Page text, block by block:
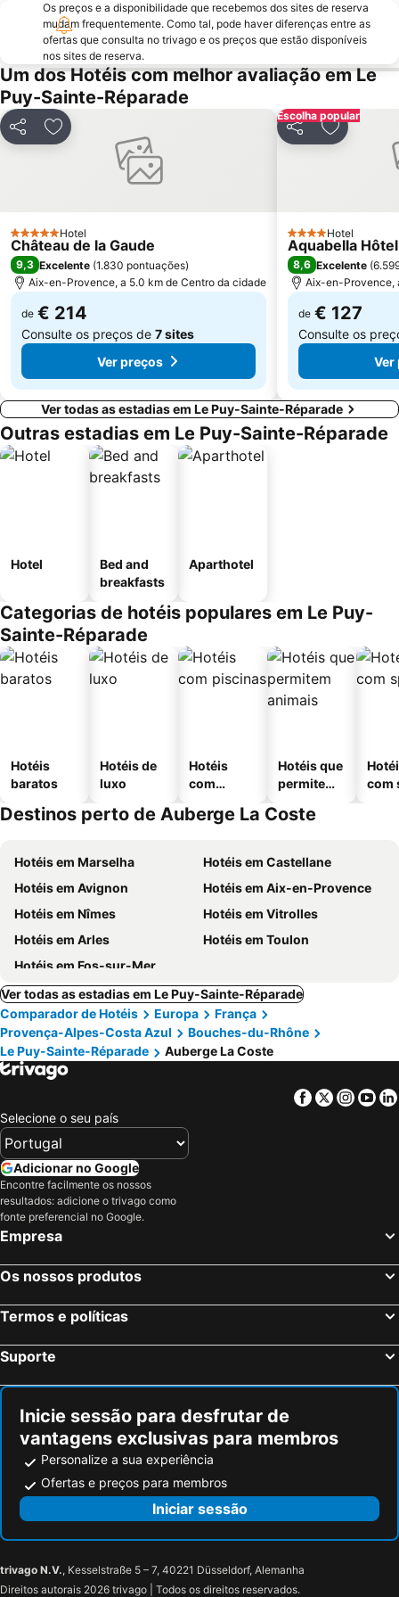
Grande Mer
Calanque d'en Vau
Os preços e a disponibilidade que recebemos dos sites de reserva
mudam frequentemente. Como tal, pode haver diferenças entre as
ofertas que consulta no trivago e os preços que estão disponíveis
nos sites de reserva.
Um dos Hotéis com melhor avaliação em Le
Puy-Sainte-Réparade
PartilharAdicionar aos favoritos
5 EstrelasHotel
Château de la Gaude
9,3 Excelente (1.830 pontuações)
Aix-en-Provence, a 5.0 km de Centro da cidade
de € 214
Consulte os preços de 7 sites
Ver preços
Escolha popular
PartilharAdicionar
4 Estrelas
Hotel
Aquabella Hôtel
8,6 Excelente (
Aix-en-Provence,
de € 127
Consulte os
Ver
Ver todas as estadias em Le Puy-Sainte-Réparade
Outras estadias em Le Puy-Sainte-Réparade
Hotel
Bed and
breakfasts
Aparthotel
Categorias de hotéis populares em Le Puy-
Sainte-Réparade
Hotéis
baratos
Hotéis de
luxo
Hotéis
com
Hotéis que
permitem
com
Destinos perto de Auberge La Coste
Hotéis em Marselha
Hotéis em Castellane
Hotéis em Avignon
Hotéis em Aix-en-Provence
Hotéis em Nîmes
Hotéis em Vitrolles
Hotéis em Arles
Hotéis em Toulon
Hotéis em Fos-sur-Mer
Ver todas as estadias em Le Puy-Sainte-Réparade
Comparador de Hotéis
Europa
França
Provença-Alpes-Costa Azul
Bouches-du-Rhône
Le Puy-Sainte-Réparade
Auberge La Coste
Facebook
Twitter
Selecione o seu país
Adicionar no Google
Encontre facilmente os nossos
resultados: adicione o trivago como
fonte preferencial no Google.
Empresa
Os nossos produtos
Termos e políticas
Suporte
Inicie sessão para desfrutar de
vantagens exclusivas para membros
Personalize a sua experiência
Ofertas e preços para membros
Iniciar sessão
trivago N.V., Kesselstraße 5 – 7, 40221 Düsseldorf, Alemanha
Direitos autorais 2026 trivago | Todos os direitos reservados.